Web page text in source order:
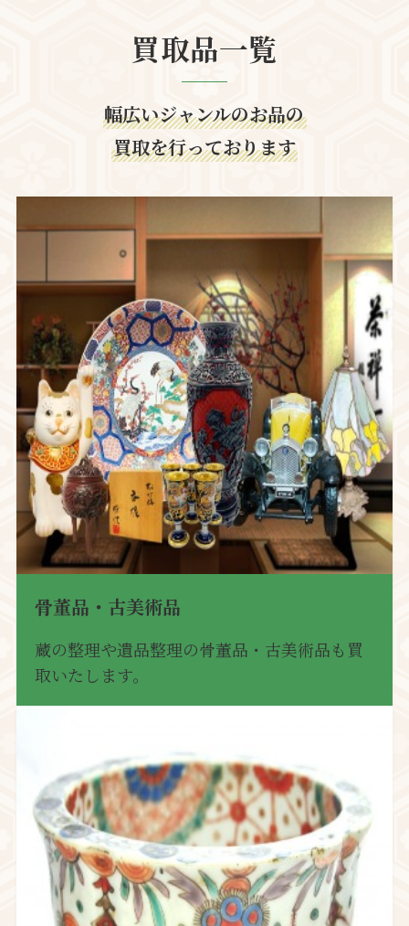
買取品一覧
幅広いジャンルのお品の
買取を行っております
骨董品・古美術品
蔵の整理や遺品整理の骨董品・古美術品も買
取いたします。